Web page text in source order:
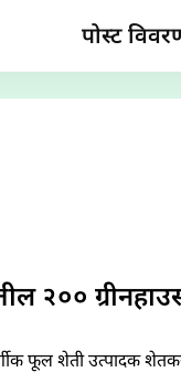
पोस्ट
२००
फूल शेती उत्पादक